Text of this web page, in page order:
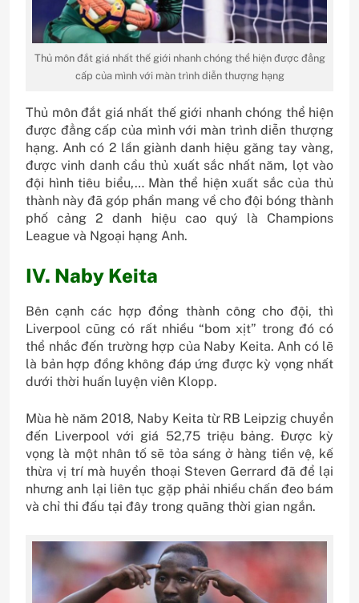
Thủ môn đắt giá nhất thế giới nhanh chóng thể hiện được đẳng
cấp của mình với màn trình diễn thượng hạng
Thủ môn đắt giá nhất thế giới nhanh chóng thể hiện
được đẳng cấp của mình với màn trình diễn thượng
hạng. Anh có 2 lần giành danh hiệu găng tay vàng,
được vinh danh cầu thủ xuất sắc nhất năm, lọt vào
đội hình tiêu biểu,… Màn thể hiện xuất sắc của thủ
thành này đã góp phần mang về cho đội bóng thành
phố cảng 2 danh hiệu cao quý là Champions
League và Ngoại hạng Anh.
IV. Naby Keita
Bên cạnh các hợp đồng thành công cho đội, thì
Liverpool cũng có rất nhiều “bom xịt” trong đó có
thể nhắc đến trường hợp của Naby Keita. Anh có lẽ
là bản hợp đồng không đáp ứng được kỳ vọng nhất
dưới thời huấn luyện viên Klopp.
Mùa hè năm 2018, Naby Keita từ RB Leipzig chuyển
đến Liverpool với giá 52,75 triệu bảng. Được kỳ
vọng là một nhân tố sẽ tỏa sáng ở hàng tiền vệ, kế
thừa vị trí mà huyền thoại Steven Gerrard đã để lại
nhưng anh lại liên tục gặp phải nhiều chấn đeo bám
và chỉ thi đấu tại đây trong quãng thời gian ngắn.